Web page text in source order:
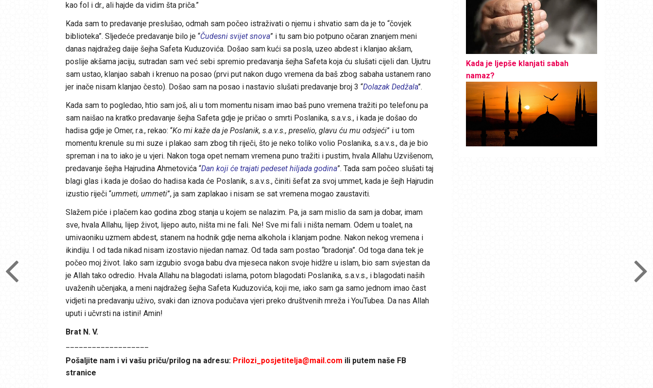
kao fol i dr., ali hajde da vidim šta priča.”
Kada sam to predavanje preslušao, odmah sam počeo istraživati o njemu i shvatio sam da je to “čovjek
biblioteka”. Sljedeće predavanje bilo je “Čudesni svijet snova” i tu sam bio potpuno očaran znanjem meni
danas najdražeg daije šejha Safeta Kuduzovića. Došao sam kući sa posla, uzeo abdest i klanjao akšam,
poslije akšama jaciju, sutradan sam već sebi spremio predavanja šejha Safeta koja ću slušati cijeli dan. Ujutru
sam ustao, klanjao sabah i krenuo na posao (prvi put nakon dugo vremena da baš zbog sabaha ustanem rano
jer inače nisam klanjao često). Došao sam na posao i nastavio slušati predavanje broj 3 “Dolazak Dedžala”.
Kada sam to pogledao, htio sam još, ali u tom momentu nisam imao baš puno vremena tražiti po telefonu pa
sam naišao na kratko predavanje šejha Safeta gdje je pričao o smrti Poslanika, s.a.v.s., i kada je došao do
hadisa gdje je Omer, r.a., rekao: “Ko mi kaže da je Poslanik, s.a.v.s., preselio, glavu ću mu odsjeći” i u tom
momentu krenule su mi suze i plakao sam zbog tih riječi, što je neko toliko volio Poslanika, s.a.v.s., da je bio
spreman i na to iako je u vjeri. Nakon toga opet nemam vremena puno tražiti i pustim, hvala Allahu Uzvišenom,
predavanje šejha Hajrudina Ahmetovića “Dan koji će trajati pedeset hiljada godina”. Tada sam počeo slušati taj
blagi glas i kada je došao do hadisa kada će Poslanik, s.a.v.s., činiti šefat za svoj ummet, kada je šejh Hajrudin
izustio riječi “ummeti, ummeti”, ja sam zaplakao i nisam se sat vremena mogao zaustaviti.
Slažem piće i plačem kao godina zbog stanja u kojem se nalazim. Pa, ja sam mislio da sam ja dobar, imam
sve, hvala Allahu, lijep život, lijepo auto, ništa mi ne fali. Ne! Sve mi fali i ništa nemam. Odem u toalet, na
umivaoniku uzmem abdest, stanem na hodnik gdje nema alkohola i klanjam podne. Nakon nekog vremena i
ikindiju. I od tada nikad nisam izostavio nijedan namaz. Od tada sam postao “bradonja”. Od toga dana tek je
počeo moj život. Iako sam izgubio svoga babu dva mjeseca nakon svoje hidžre u islam, bio sam svjestan da
je Allah tako odredio. Hvala Allahu na blagodati islama, potom blagodati Poslanika, s.a.v.s., i blagodati naših
uvaženih učenjaka, a meni najdražeg šejha Safeta Kuduzovića, koji me, iako sam ga samo jednom imao čast
vidjeti na predavanju uživo, svaki dan iznova podučava vjeri preko društvenih mreža i YouTubea. Da nas Allah
uputi i učvrsti na istini! Amin!
Brat N. V.
Pošaljite nam i vi vašu priču/prilog na adresu: Prilozi_posjetitelja@mail.com ili putem naše FB
stranice
Kada je ljepše klanjati sabah
namaz?